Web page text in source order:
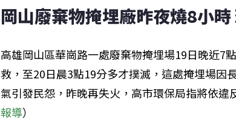
岡山廢棄物掩埋廠昨夜燒8小
高雄岡山區華崗路一處廢棄物掩埋場19日晚近7
救，至20日晨3點19分多才撲滅，這處掩埋場因
氣引發民怨，昨晚再失火，高市環保局指將依
報導）